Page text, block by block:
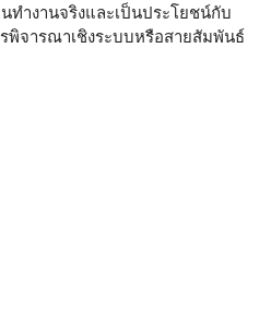
ทำงานจริงและเป็นประโยชน์กับ
พิจารณาเชิงระบบหรือสายสัมพันธ์